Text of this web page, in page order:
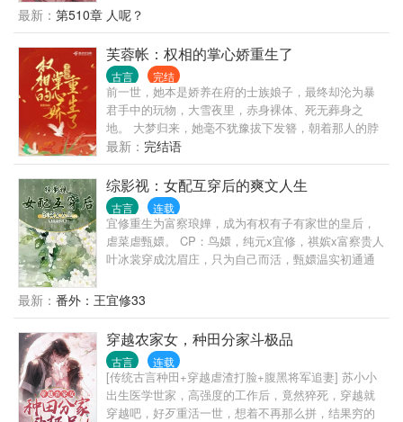
了。 曾是修仙第一人，宅斗也是第一人。 修仙我是专
业的，宅斗也是专业的。
主？我要你夜夜爬床！ 世界二：末日重生归来的大魔
王？我要你视我如珍宝！ 世界三：高冷禁欲的总裁哥
哥？咱们没有血缘关系，不如我当你老婆吧！ 世界
四：修无情道的绝色师兄？我....等等，你是不是拿错
剧本了，怎么开始反向攻略我了？？ 世界五：.....
最新： 第510章 人呢？
芙蓉帐：权相的掌心娇重生了
古言 完结
前一世，她本是娇养在府的士族娘子，最终却沦为暴
君手中的玩物，大雪夜里，赤身裸体、死无葬身之
地。 大梦归来，她毫不犹豫拔下发簪，朝着那人的脖
颈扎去，既然要血债血偿，那么就从此刻开始......
最新： 完结语
综影视：女配互穿后的爽文人生
古言 连载
宜修重生为富察琅嬅，成为有权有子有家世的皇后，
虐菜虐甄嬛。 CP：鸟嬛，纯元x宜修，祺嫔x富察贵人
叶冰裳穿成沈眉庄，只为自己而活，甄嬛温实初通通
女，一身技能心机无处安放。 富察琅嬅穿成宜修，这
把高端局，摆烂。
最新： 番外：王宜修33
穿越农家女，种田分家斗极品
古言 连载
[传统古言种田+穿越虐渣打脸+腹黑将军追妻] 苏小小
出生医学世家，高强度的工作后，竟然猝死，穿越就
穿越吧，好歹重活一世，想着不再那么拼，结果穷的